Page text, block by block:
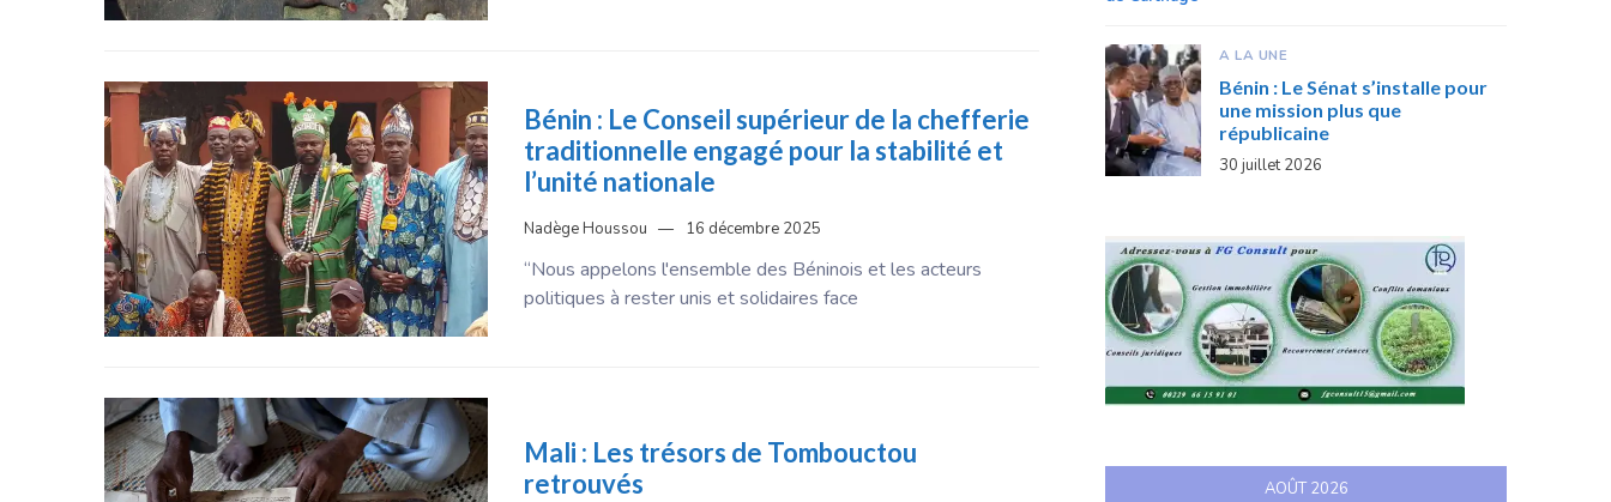
Bénin : Le Conseil supérieur de la chefferie
traditionnelle engagé pour la stabilité et
l’unité nationale
Nadège Houssou 16 décembre 2025
“Nous appelons l'ensemble des Béninois et les acteurs
politiques à rester unis et solidaires face
Mali : Les trésors de Tombouctou
retrouvés
A LA UNE
Bénin : Le Sénat s’installe pour
une mission plus que
républicaine
30 juillet 2026
AOÛT 2026